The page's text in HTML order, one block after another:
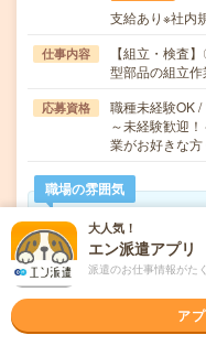
支給あり※社内
仕事内容
【組立・検査
型部品の組立
応募資格
職種未経験OK
～未経験歓迎
業がお好きな
職場の雰囲気
年齢層
20代
男女比率
大人気！
エン派遣アプリ
派遣のお仕事情報がた
ア